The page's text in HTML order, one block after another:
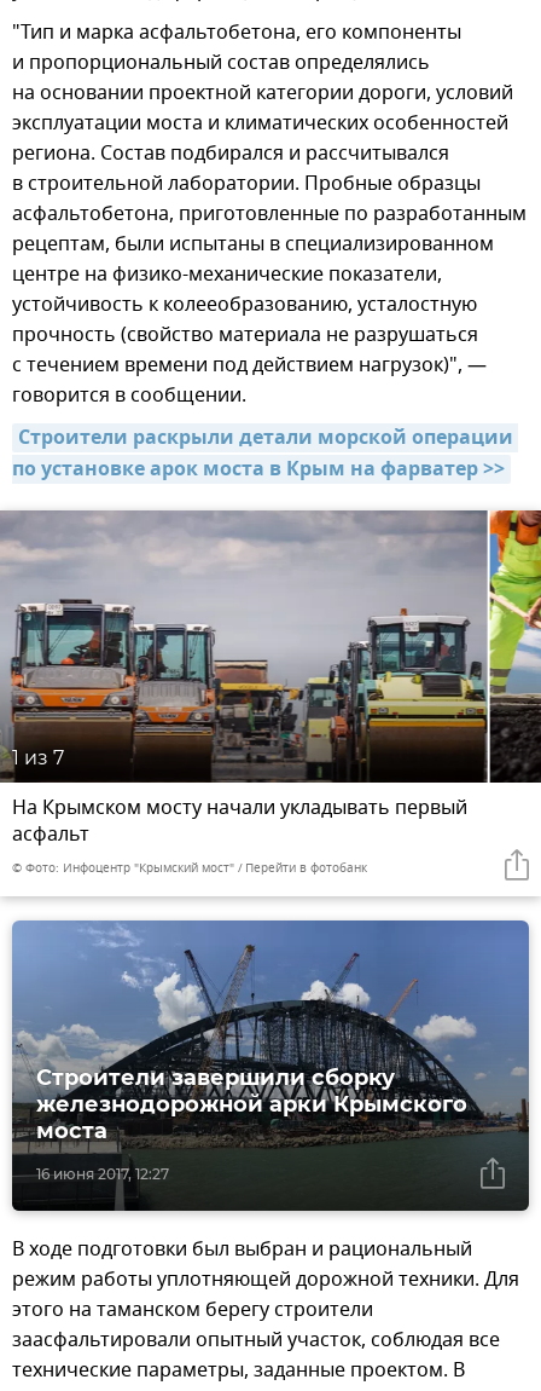
"Тип и марка асфальтобетона, его компоненты
и пропорциональный состав определялись
на основании проектной категории дороги, условий
эксплуатации моста и климатических особенностей
региона. Состав подбирался и рассчитывался
в строительной лаборатории. Пробные образцы
асфальтобетона, приготовленные по разработанным
рецептам, были испытаны в специализированном
центре на физико-механические показатели,
устойчивость к колееобразованию, усталостную
прочность (свойство материала не разрушаться
с течением времени под действием нагрузок)", —
говорится в сообщении.
Строители раскрыли детали морской операции
по установке арок моста в Крым на фарватер >>
1 из 7
На Крымском мосту начали укладывать первый
асфальт
© Фото: Инфоцентр "Крымский мост" Перейти в фотобанк
16 июня 2017, 12:27
Строители завершили сборку
железнодорожной арки Крымского
моста
В ходе подготовки был выбран и рациональный
режим работы уплотняющей дорожной техники. Для
этого на таманском берегу строители
заасфальтировали опытный участок, соблюдая все
технические параметры, заданные проектом. В